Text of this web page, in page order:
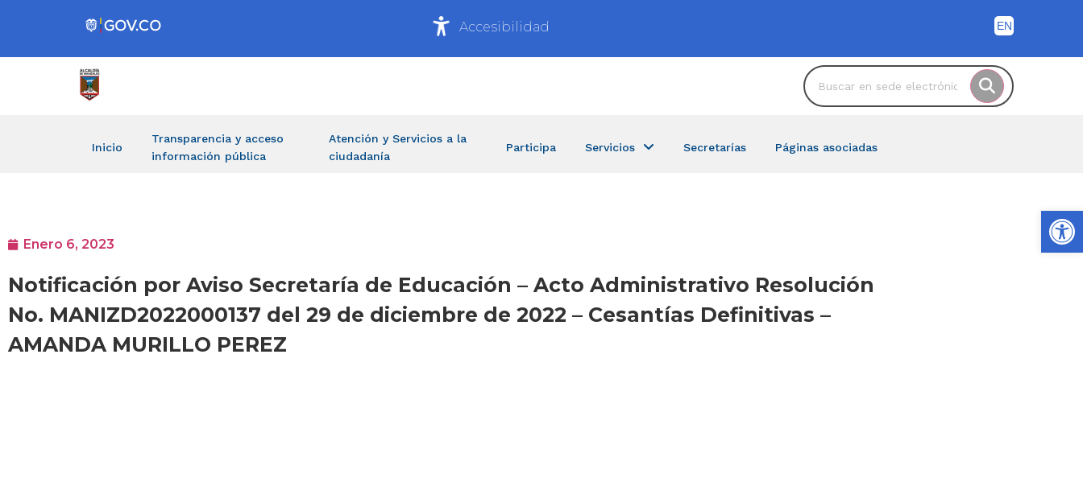
Accesibilidad
Inicio
Transparencia y acceso
información pública
Atención y Servicios a la
ciudadanía
Participa Servicios Secretarías Páginas asociadas
Enero 6, 2023
Notificación por Aviso Secretaría de Educación – Acto Administrativo Resolución
No. MANIZD2022000137 del 29 de diciembre de 2022 – Cesantías Definitivas –
AMANDA MURILLO PEREZ